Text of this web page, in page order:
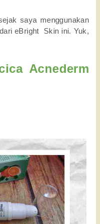
saya menggunakan
eBright  Skin ini. Yuk,
Acnederm